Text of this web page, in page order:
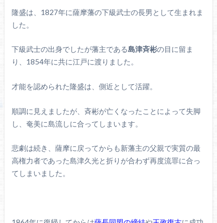
隆盛は、1827年に薩摩藩の下級武士の長男として生まれま
した。
下級武士の出身でしたが藩主である島津斉彬の目に留ま
り、1854年に共に江戸に渡りました。
才能を認められた隆盛は、側近として活躍。
順調に見えましたが、斉彬が亡くなったことによって失脚
し、奄美に島流しに合ってしまいます。
悲劇は続き、薩摩に戻ってからも新藩主の父親で実質の最
高権力者であった島津久光と折りが合わず再度流罪に合っ
てしまいました。